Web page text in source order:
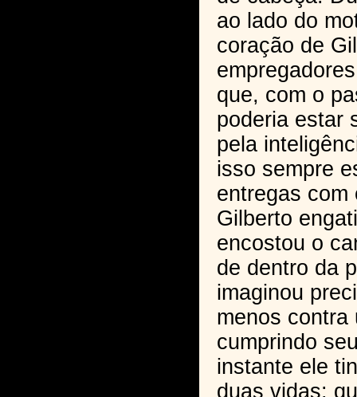
ao lado do
coração de
que, com o
poderia estar
pela
isso sempre
entregas com
Gilberto
encostou o
de dentro da
imaginou
menos contra
cumprindo
instante ele
duas vidas: